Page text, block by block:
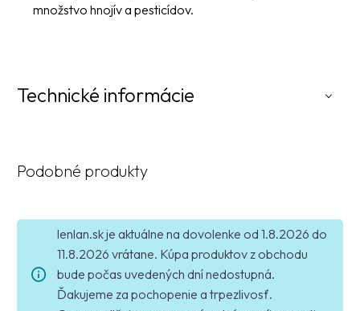
množstvo hnojív a pesticídov.
Technické informácie
Podobné produkty
lenlan.sk je aktuálne na dovolenke od 1.8.2026 do
11.8.2026 vrátane. Kúpa produktov z obchodu
bude počas uvedených dní nedostupná.
Ďakujeme za pochopenie a trpezlivosť.